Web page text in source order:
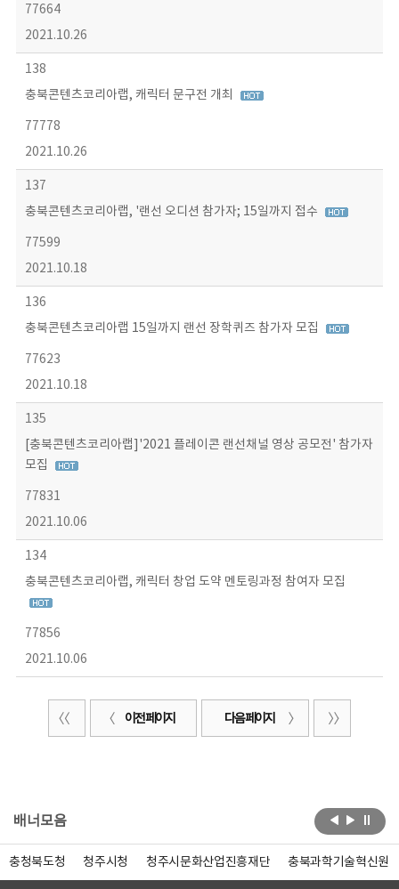
77664
2021.10.26
138
충북콘텐츠코리아랩, 캐릭터 문구전 개최
77778
2021.10.26
137
충북콘텐츠코리아랩, '랜선 오디션 참가자; 15일까지 접수
77599
2021.10.18
136
충북콘텐츠코리아랩 15일까지 랜선 장학퀴즈 참가자 모집
77623
2021.10.18
135
[충북콘텐츠코리아랩]'2021 플레이콘 랜선채널 영상 공모전' 참가자
모집
77831
2021.10.06
134
충북콘텐츠코리아랩, 캐릭터 창업 도약 멘토링과정 참여자 모집
77856
2021.10.06
이전 페이지 다음 페이지
배너모음
충청북도청 청주시청 청주시문화산업진흥재단 충북과학기술혁신원